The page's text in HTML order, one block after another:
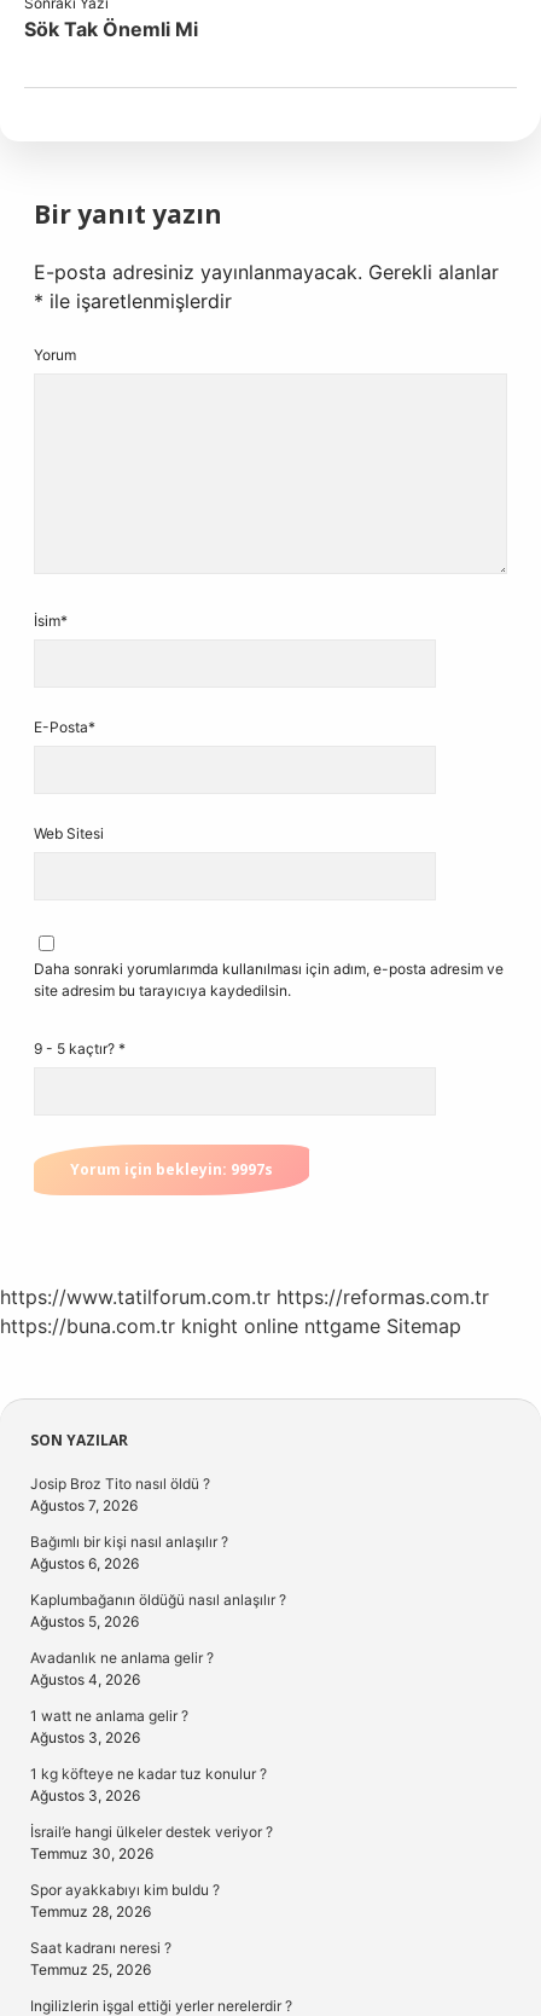
Sök Tak Önemli Mi
Bir yanıt yazın
E-posta adresiniz yayınlanmayacak. Gerekli alanlar
* ile işaretlenmişlerdir
Yorum
İsim*
E-Posta*
Web Sitesi
Daha sonraki yorumlarımda kullanılması için adım, e-posta adresim ve
site adresim bu tarayıcıya kaydedilsin.
9 - 5 kaçtır? *
https://www.tatilforum.com.tr https://reformas.com.tr
https://buna.com.tr knight online nttgame Sitemap
Sidebar
SON YAZILAR
Josip Broz Tito nasıl öldü ?
Ağustos 7, 2026
Bağımlı bir kişi nasıl anlaşılır ?
Ağustos 6, 2026
Kaplumbağanın öldüğü nasıl anlaşılır ?
Ağustos 5, 2026
Avadanlık ne anlama gelir ?
Ağustos 4, 2026
1 watt ne anlama gelir ?
Ağustos 3, 2026
1 kg köfteye ne kadar tuz konulur ?
Ağustos 3, 2026
İsrail’e hangi ülkeler destek veriyor ?
Temmuz 30, 2026
Spor ayakkabıyı kim buldu ?
Temmuz 28, 2026
Saat kadranı neresi ?
Temmuz 25, 2026
Ingilizlerin işgal ettiği yerler nerelerdir ?